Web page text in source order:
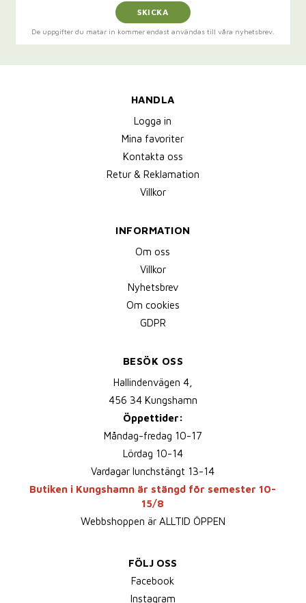
SKICKA
De uppgifter du matar in kommer endast användas till våra nyhetsbrev.
HANDLA
Logga in
Mina favoriter
Kontakta oss
Retur & Reklamation
Villkor
INFORMATION
Om oss
Villkor
Nyhetsbrev
Om cookies
GDPR
BESÖK OSS
Hallindenvägen 4,
456 34 Kungshamn
Öppettider:
Måndag-fredag 10-17
Lördag 10-14
Vardagar lunchstängt 13-14
Butiken i Kungshamn är stängd för semester 10-
15/8
Webbshoppen är ALLTID ÖPPEN
FÖLJ OSS
Facebook
Instagram